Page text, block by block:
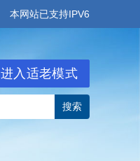
本网站已支持IPV6
进入适老模式